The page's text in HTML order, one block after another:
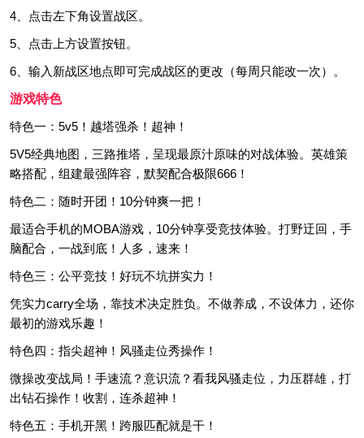
4、点击左下角设置战区。
5、点击上方设置按钮。
6、输入新战区地点即可完成战区的更改（每周只能改一次）。
游戏特色
特色一：5v5！越塔强杀！超神！
5V5经典地图，三路推塔，呈现最原汁原味的对战体验。英雄策
略搭配，组建最强阵容，默契配合极限666！
特色二：随时开团！10分钟爽一把！
最适合手机的MOBA游戏，10分钟享受竞技体验。打野迂回，手
脑配合，一战到底！人多，速来！
特色三：公平竞技！好玩不坑拼实力！
凭实力carry全场，靠技术决定胜负。不做养成，不设体力，还你
最初的游戏乐趣！
特色四：指尖超神！风骚走位秀操作！
微操改变战局！手速流？意识流？看我风骚走位，力压群雄，打
出钻石操作！收割，连杀超神！
特色五：手机开黑！跨服匹配就是干！